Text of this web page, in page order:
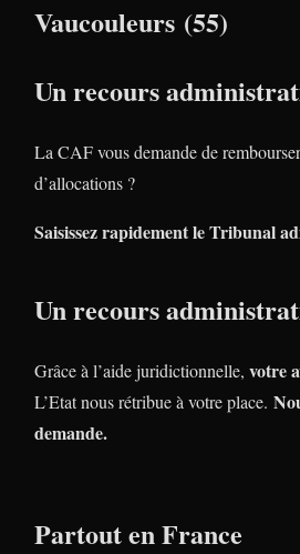
Vaucouleurs (55)
Un recours
La CAF vous demande de
d’allocations ?
Saisissez rapidement le Tribunal
Un recours
Grâce à l’aide juridictionnelle, votre
L’Etat nous rétribue à votre place.
demande.
Partout en France